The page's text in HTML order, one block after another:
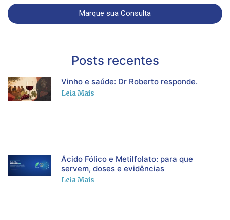
Marque sua Consulta
Posts recentes
Vinho e saúde: Dr Roberto responde.
Leia Mais
Ácido Fólico e Metilfolato: para que
servem, doses e evidências
Leia Mais